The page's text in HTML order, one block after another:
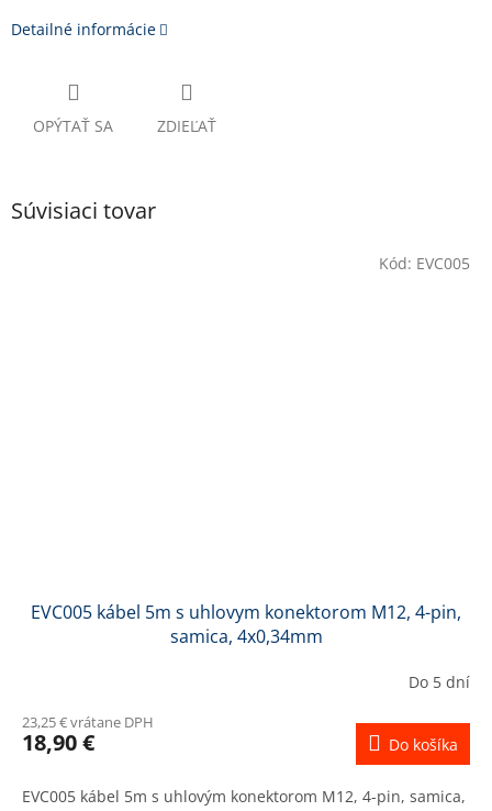
Detailné informácie
OPÝTAŤ SA ZDIEĽAŤ
Súvisiaci tovar
EVC005 kábel 5m s uhlovym konektorom M12, 4-pin,
samica, 4x0,34mm
Do 5 dní
23,25 € vrátane DPH
18,90 € Do košíka
EVC005 kábel 5m s uhlovým konektorom M12, 4-pin, samica,
Kód: EVC005